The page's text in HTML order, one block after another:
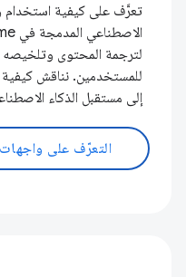
تعرَّف على كيفية استخدام
لترجمة المحتوى وتلخيصه
للمستخدمين. نناقش كيفية
إلى مستقبل الذكاء